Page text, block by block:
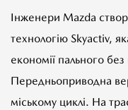
Інженери Mazda
технологію Skyactiv,
економії пального
Передньоприводна
міському циклі. На